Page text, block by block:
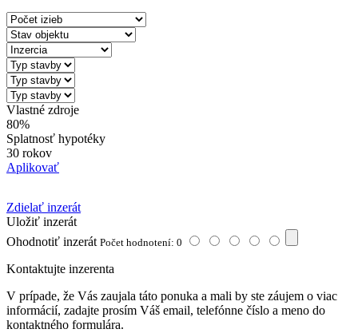
Vlastné zdroje
80%
Splatnosť hypotéky
30 rokov
Aplikovať
Zdielať inzerát
Uložiť inzerát
Ohodnotiť inzerát Počet hodnotení: 0
Kontaktujte inzerenta
V prípade, že Vás zaujala táto ponuka a mali by ste záujem o viac
informácií, zadajte prosím Váš email, telefónne číslo a meno do
kontaktného formulára.